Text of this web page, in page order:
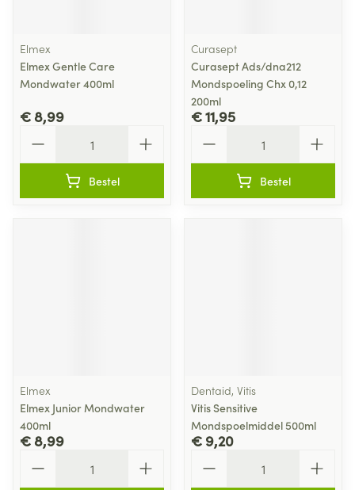
Elmex
Elmex Gentle Care
Mondwater 400ml
€ 8,99
Bestel
Curasept
Curasept Ads/dna212
Mondspoeling Chx 0,12
200ml
€ 11,95
Bestel
Elmex
Elmex Junior Mondwater
400ml
€ 8,99
Dentaid, Vitis
Vitis Sensitive
Mondspoelmiddel 500ml
€ 9,20